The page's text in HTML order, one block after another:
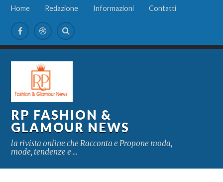
Home Redazione Informazioni Contatti
RP FASHION &
GLAMOUR NEWS
la rivista online che Racconta e Propone moda,
mode, tendenze e …